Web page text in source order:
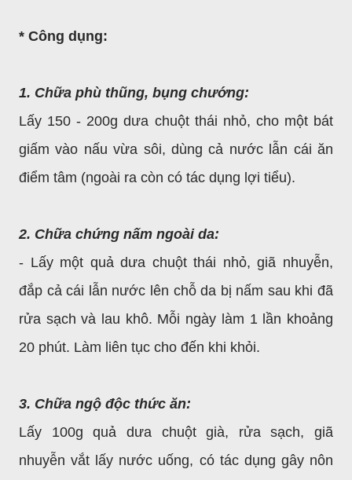
* Công dụng:
1. Chữa phù thũng, bụng chướng:
Lấy 150 - 200g dưa chuột thái nhỏ, cho một bát
giấm vào nấu vừa sôi, dùng cả nước lẫn cái ăn
điểm tâm (ngoài ra còn có tác dụng lợi tiểu).
2. Chữa chứng nấm ngoài da:
- Lấy một quả dưa chuột thái nhỏ, giã nhuyễn,
đắp cả cái lẫn nước lên chỗ da bị nấm sau khi đã
rửa sạch và lau khô. Mỗi ngày làm 1 lần khoảng
20 phút. Làm liên tục cho đến khi khỏi.
3. Chữa ngộ độc thức ăn:
Lấy 100g quả dưa chuột già, rửa sạch, giã
nhuyễn vắt lấy nước uống, có tác dụng gây nôn